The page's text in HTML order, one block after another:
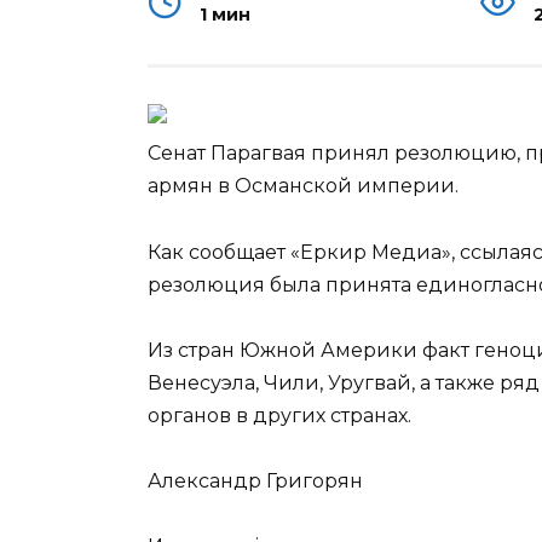
1 мин
Сенат Парагвая принял
армян в Османской империи.
Как сообщает «Еркир Медиа»,
резолюция была принята
Из стран Южной Америки факт
Венесуэла, Чили, Уругвай, а также
органов в других странах.
Александр Григорян